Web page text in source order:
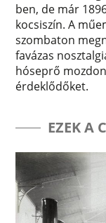
ben, de már
kocsiszín. A
szombaton
favázas
hóseprő
érdeklődőket.
EZEK A